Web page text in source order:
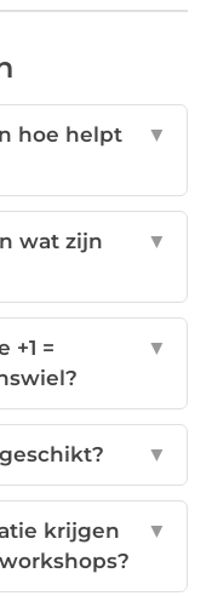
hoe helpt
▼
wat zijn
▼
+1 =
▼
▼
krijgen
▼